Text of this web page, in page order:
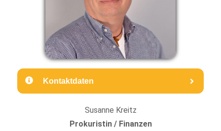
Kontaktdaten
Susanne Kreitz
Prokuristin / Finanzen